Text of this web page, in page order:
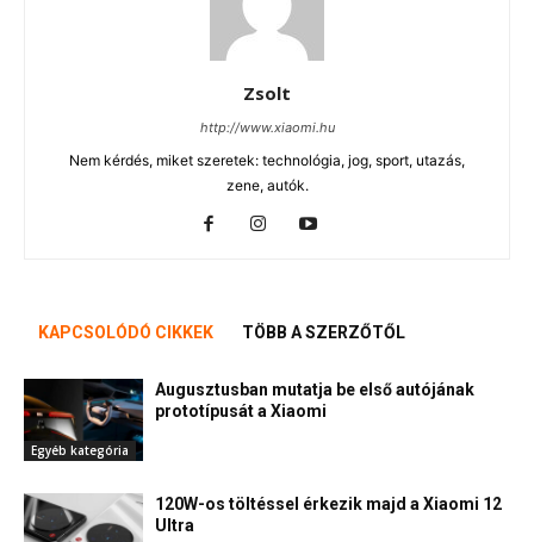
Zsolt
http://www.xiaomi.hu
Nem kérdés, miket szeretek: technológia, jog, sport, utazás,
zene, autók.
KAPCSOLÓDÓ CIKKEK TÖBB A SZERZŐTŐL
Egyéb kategória
Augusztusban mutatja be első autójának
prototípusát a Xiaomi
120W-os töltéssel érkezik majd a Xiaomi 12
Ultra